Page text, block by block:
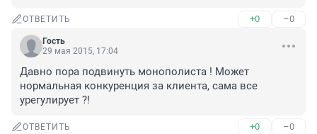
ОТВЕТИТЬ +0 –0
Гость
29 мая 2015, 17:04
Давно пора подвинуть монополиста ! Может
нормальная конкуренция за клиента, сама все
урегулирует ?!
ОТВЕТИТЬ +0 –0